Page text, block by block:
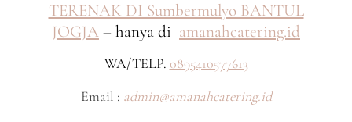
TERENAK DI Sumbermulyo BANTUL
JOGJA – hanya di amanahcatering.id
WA/TELP. 0895410577613
Email : admin@amanahcatering.id